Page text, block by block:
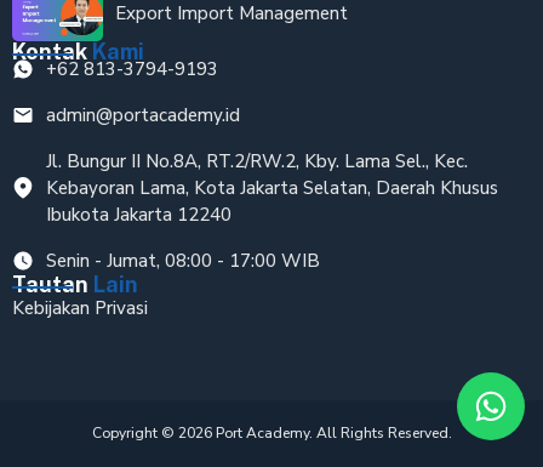
Export Import Management
Kontak Kami
+62 813-3794-9193
admin@portacademy.id
Jl. Bungur II No.8A, RT.2/RW.2, Kby. Lama Sel., Kec.
Kebayoran Lama, Kota Jakarta Selatan, Daerah Khusus
Ibukota Jakarta 12240
Senin - Jumat, 08:00 - 17:00 WIB
Tautan Lain
Kebijakan Privasi
Copyright © 2026 Port Academy. All Rights Reserved.